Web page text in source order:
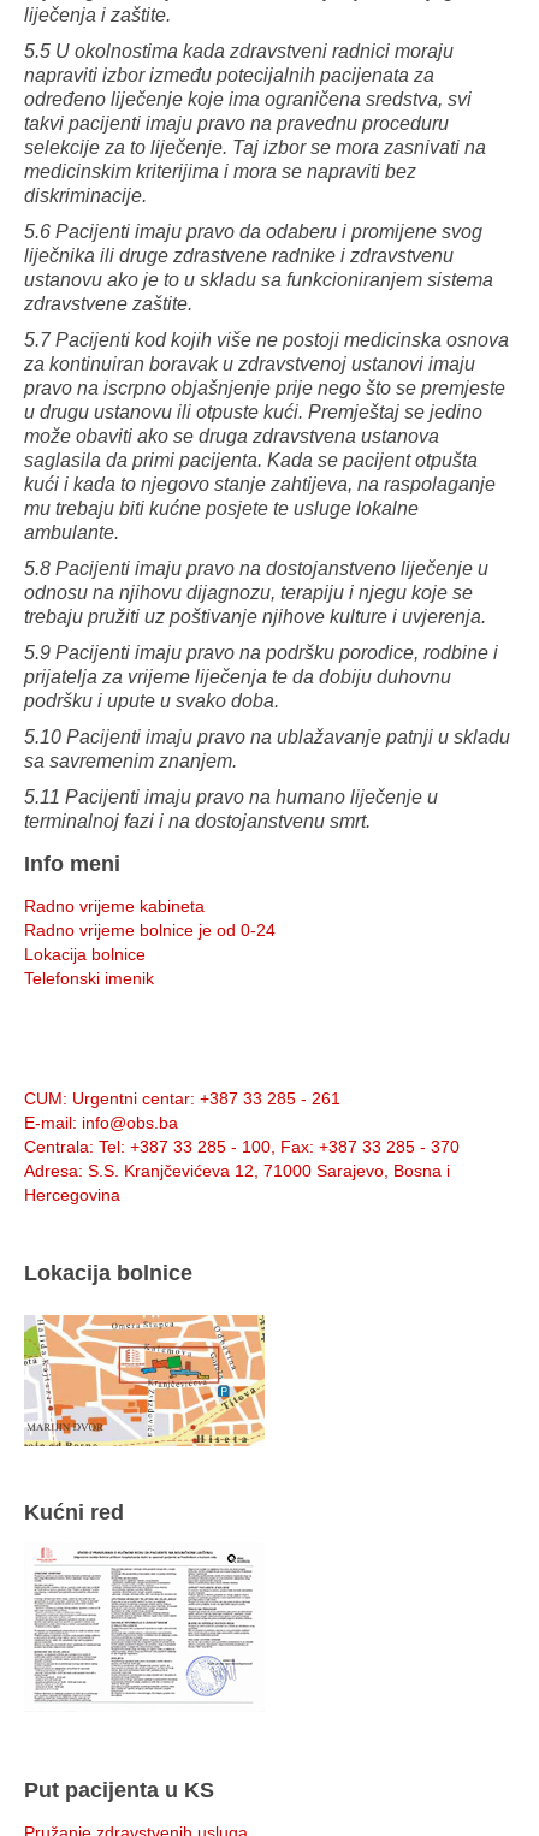
liječenja i zaštite.
5.5 U okolnostima kada zdravstveni radnici moraju
napraviti izbor između potecijalnih pacijenata za
određeno liječenje koje ima ograničena sredstva, svi
takvi pacijenti imaju pravo na pravednu proceduru
selekcije za to liječenje. Taj izbor se mora zasnivati na
medicinskim kriterijima i mora se napraviti bez
diskriminacije.
5.6 Pacijenti imaju pravo da odaberu i promijene svog
liječnika ili druge zdrastvene radnike i zdravstvenu
ustanovu ako je to u skladu sa funkcioniranjem sistema
zdravstvene zaštite.
5.7 Pacijenti kod kojih više ne postoji medicinska osnova
za kontinuiran boravak u zdravstvenoj ustanovi imaju
pravo na iscrpno objašnjenje prije nego što se premjeste
u drugu ustanovu ili otpuste kući. Premještaj se jedino
može obaviti ako se druga zdravstvena ustanova
saglasila da primi pacijenta. Kada se pacijent otpušta
kući i kada to njegovo stanje zahtijeva, na raspolaganje
mu trebaju biti kućne posjete te usluge lokalne
ambulante.
5.8 Pacijenti imaju pravo na dostojanstveno liječenje u
odnosu na njihovu dijagnozu, terapiju i njegu koje se
trebaju pružiti uz poštivanje njihove kulture i uvjerenja.
5.9 Pacijenti imaju pravo na podršku porodice, rodbine i
prijatelja za vrijeme liječenja te da dobiju duhovnu
podršku i upute u svako doba.
5.10 Pacijenti imaju pravo na ublažavanje patnji u skladu
sa savremenim znanjem.
5.11 Pacijenti imaju pravo na humano liječenje u
terminalnoj fazi i na dostojanstvenu smrt.
Info meni
Radno vrijeme kabineta
Radno vrijeme bolnice je od 0-24
Lokacija bolnice
Telefonski imenik
CUM: Urgentni centar: +387 33 285 - 261
E-mail: info@obs.ba
Centrala: Tel: +387 33 285 - 100, Fax: +387 33 285 - 370
Adresa: S.S. Kranjčevićeva 12, 71000 Sarajevo, Bosna i
Hercegovina
Lokacija bolnice
Kućni red
Put pacijenta u KS